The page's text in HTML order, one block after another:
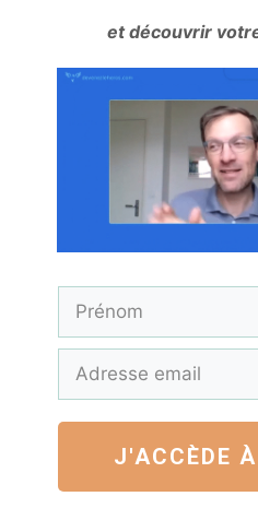
et découvrir
J'ACCÈDE